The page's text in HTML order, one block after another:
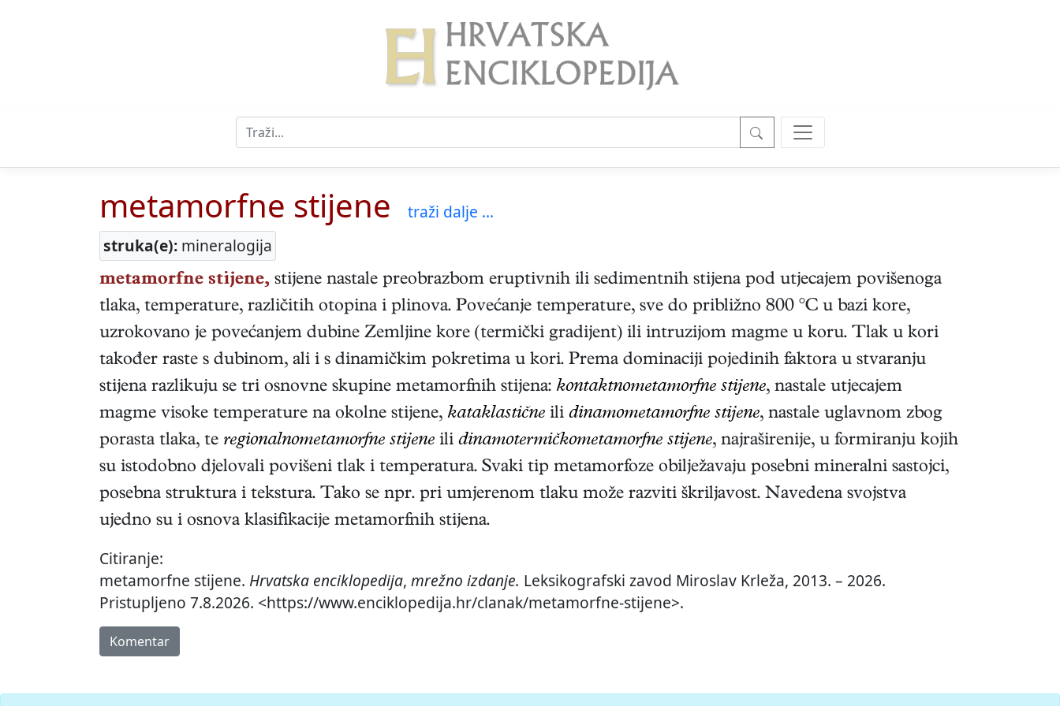
metamorfne stijene
traži dalje ...
struka(e): mineralogija
metamorfne stijene, stijene nastale preobrazbom eruptivnih ili sedimentnih stijena pod utjecajem povišenoga
tlaka, temperature, različitih otopina i plinova. Povećanje temperature, sve do približno 800 °C u bazi kore,
uzrokovano je povećanjem dubine Zemljine kore (termički gradijent) ili intruzijom magme u koru. Tlak u kori
također raste s dubinom, ali i s dinamičkim pokretima u kori. Prema dominaciji pojedinih faktora u stvaranju
stijena razlikuju se tri osnovne skupine metamorfnih stijena: kontaktnometamorfne stijene, nastale utjecajem
magme visoke temperature na okolne stijene, kataklastične ili dinamometamorfne stijene, nastale uglavnom zbog
porasta tlaka, te regionalnometamorfne stijene ili dinamotermičkometamorfne stijene, najraširenije, u formiranju kojih
su istodobno djelovali povišeni tlak i temperatura. Svaki tip metamorfoze obilježavaju posebni mineralni sastojci,
posebna struktura i tekstura. Tako se npr. pri umjerenom tlaku može razviti škriljavost. Navedena svojstva
ujedno su i osnova klasifikacije metamorfnih stijena.
Citiranje:
metamorfne stijene. Hrvatska enciklopedija, mrežno izdanje. Leksikografski zavod Miroslav Krleža, 2013. – 2026.
Pristupljeno 7.8.2026. <https://www.enciklopedija.hr/clanak/metamorfne-stijene>.
Komentar